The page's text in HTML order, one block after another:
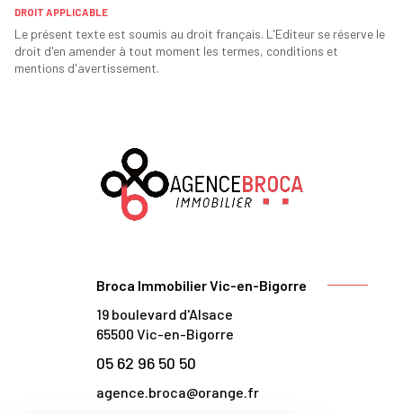
DROIT APPLICABLE
Le présent texte est soumis au droit français. L'Editeur se réserve le
droit d'en amender à tout moment les termes, conditions et
mentions d'avertissement.
Broca Immobilier Vic-en-Bigorre
19 boulevard d'Alsace
65500 Vic-en-Bigorre
05 62 96 50 50
agence.broca@orange.fr